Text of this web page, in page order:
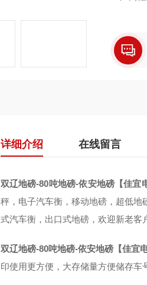
详细介绍 在线留言
双辽地磅-80吨地磅-依安地磅【佳宜
秤，电子汽车衡，移动地磅，超低
式汽车衡，出口式地磅，欢迎新老客
双辽地磅-80吨地磅-依安地磅【佳宜
印使用更方便，大存储量方便储存